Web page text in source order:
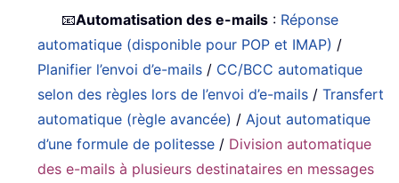
📧Automatisation des e-mails : Réponse
automatique (disponible pour POP et IMAP) /
Planifier l’envoi d’e-mails / CC/BCC automatique
selon des règles lors de l’envoi d’e-mails /Transfert
automatique (règle avancée) / Ajout automatique
d’une formule de politesse / Division automatique
des e-mails à plusieurs destinataires en messages